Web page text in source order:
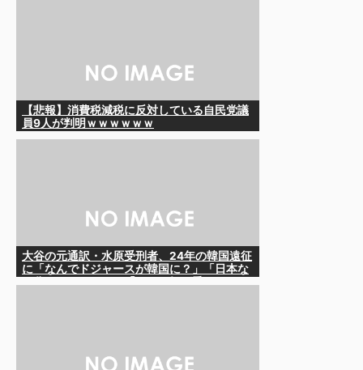
【悲報】消費税減税に反対している自民党議
員9人が判明ｗｗｗｗｗｗ
大谷の元通訳・水原受刑者、24年の韓国遠征
に「なんでドジャースが韓国に？」「日本な